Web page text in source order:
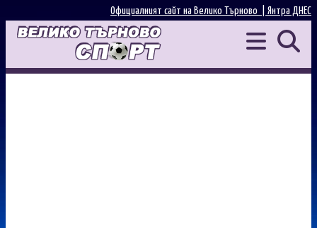
Янтра ДНЕС
Официалният сайт на Велико Търново |